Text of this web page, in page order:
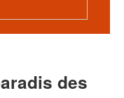
des